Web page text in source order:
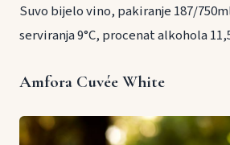
Suvo bijelo vino, pakiranje 187/
serviranja 9°C, procenat alkohola
Amfora Cuvée White